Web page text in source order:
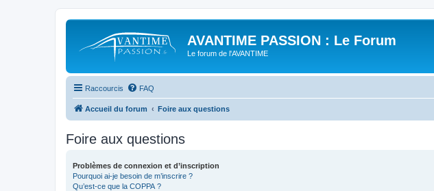
AVANTIME PASSION : Le Forum
Le forum de l'AVANTIME
Raccourcis FAQ
Accueil du forum Foire aux questions
Foire aux questions
Problèmes de connexion et d’inscription
Pourquoi ai-je besoin de m’inscrire ?
Qu’est-ce que la COPPA ?